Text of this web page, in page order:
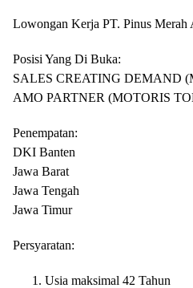
Lowongan Kerja PT. Pinus Merah
Posisi Yang Di Buka:
SALES CREATING DEMAND
AMO PARTNER (MOTORIS
Penempatan:
DKI Banten
Jawa Barat
Jawa Tengah
Jawa Timur
Persyaratan:
Usia maksimal 42 Tahun